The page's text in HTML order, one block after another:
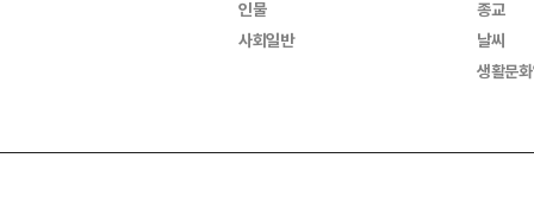
인물
사회일반
종교
날씨
생활문